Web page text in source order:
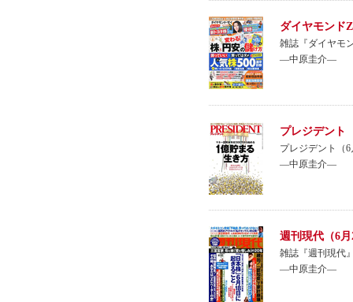
ダイヤモンド
雑誌『ダイヤモ
―中原圭介―
プレジデント
プレジデント（
―中原圭介―
週刊現代（6
雑誌『週刊現代
―中原圭介―